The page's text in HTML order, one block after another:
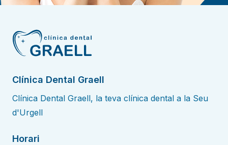
Clínica Dental Graell
Clínica Dental Graell, la teva clínica dental a la Seu
d'Urgell
Horari